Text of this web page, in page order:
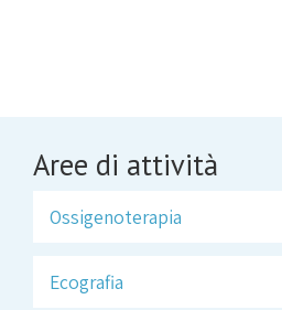
Aree di attività
Ossigenoterapia
Ecografia